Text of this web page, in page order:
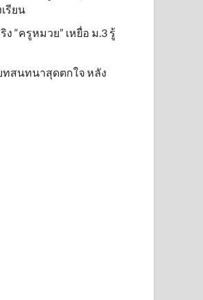
รียน
“ครูหมวย” เหยื่อ ม.3 รู้
ทสนทนาสุดตกใจ หลัง